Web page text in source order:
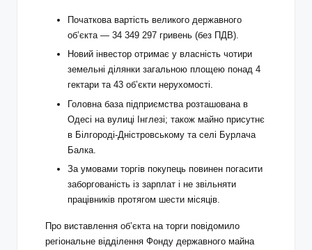
Початкова вартість великого державного
об’єкта — 34 349 297 гривень (без ПДВ).
Новий інвестор отримає у власність чотири
земельні ділянки загальною площею понад 4
гектари та 43 об’єкти нерухомості.
Головна база підприємства розташована в
Одесі на вулиці Інглезі; також майно присутнє
в Білгороді‑Дністровському та селі Бурлача
Балка.
За умовами торгів покупець повинен погасити
заборгованість із зарплат і не звільняти
працівників протягом шести місяців.
Про виставлення об’єкта на торги повідомило
регіональне відділення Фонду державного майна